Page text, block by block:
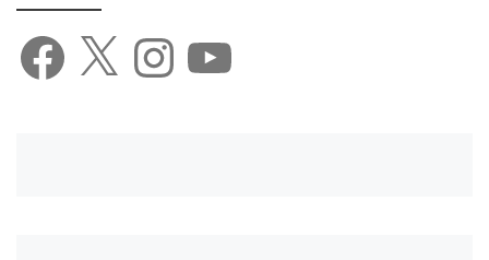
Facebook Instagram YouTube